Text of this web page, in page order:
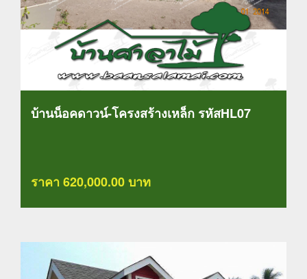
บ้านน็อคดาวน์-โครงสร้างเหล็ก รหัสHL07
ราคา 620,000.00 บาท